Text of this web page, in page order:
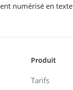
numérisé en texte
Produit
Tarifs